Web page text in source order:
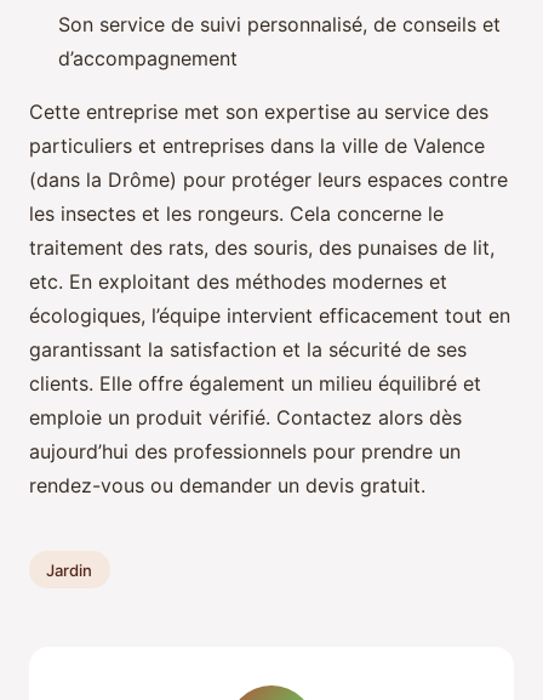
Son service de suivi personnalisé, de conseils et
d’accompagnement
Cette entreprise met son expertise au service des
particuliers et entreprises dans la ville de Valence
(dans la Drôme) pour protéger leurs espaces contre
les insectes et les rongeurs. Cela concerne le
traitement des rats, des souris, des punaises de lit,
etc. En exploitant des méthodes modernes et
écologiques, l’équipe intervient efficacement tout en
garantissant la satisfaction et la sécurité de ses
clients. Elle offre également un milieu équilibré et
emploie un produit vérifié. Contactez alors dès
aujourd’hui des professionnels pour prendre un
rendez-vous ou demander un devis gratuit.
Jardin